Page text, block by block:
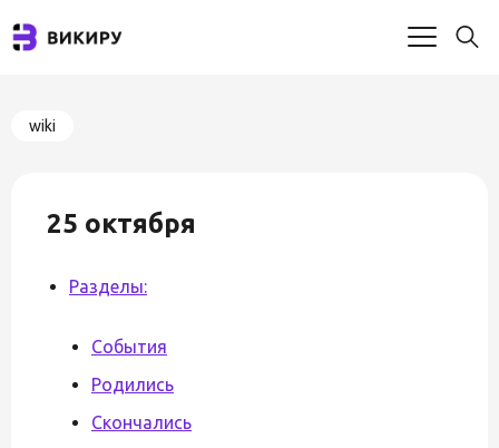
wiki
25 октября
Разделы:
События
Родились
Скончались